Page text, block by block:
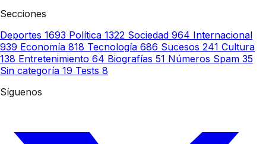
Secciones
Deportes 1693 Política 1322 Sociedad 964 Internacional
939 Economía 818 Tecnología 686 Sucesos 241 Cultura
138 Entretenimiento 64 Biografías 51 Números Spam 35
Sin categoría 19 Tests 8
Síguenos